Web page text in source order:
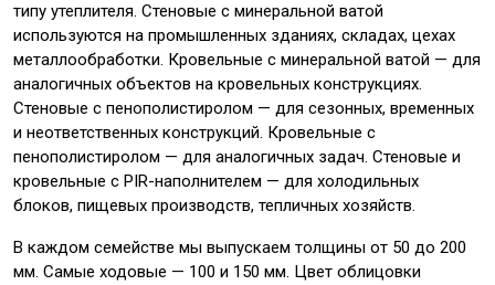
типу утеплителя. Стеновые с минеральной ватой
используются на промышленных зданиях, складах, цехах
металлообработки. Кровельные с минеральной ватой — для
аналогичных объектов на кровельных конструкциях.
Стеновые с пенополистиролом — для сезонных, временных
и неответственных конструкций. Кровельные с
пенополистиролом — для аналогичных задач. Стеновые и
кровельные с PIR-наполнителем — для холодильных
блоков, пищевых производств, тепличных хозяйств.
В каждом семействе мы выпускаем толщины от 50 до 200
мм. Самые ходовые — 100 и 150 мм. Цвет облицовки